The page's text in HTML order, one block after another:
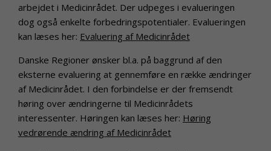
arbejdet i Medicinrådet. Der udpeges i evalueringen
dog også enkelte forbedringspotentialer. Evalueringen
kan læses her: Evaluering af Medicinrådet
Danske Regioner ønsker bl.a. på baggrund af den
eksterne evaluering at gennemføre en række ændringer
af Medicinrådet. I den forbindelse er der fremsendt
høring over ændringerne til Medicinrådets
interessenter. Høringen kan læses her: Høring
vedrørende ændring af Medicinrådet